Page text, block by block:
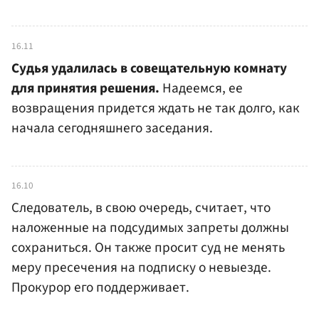
16.11
Судья удалилась в совещательную комнату
для принятия решения. Надеемся, ее
возвращения придется ждать не так долго, как
начала сегодняшнего заседания.
16.10
Следователь, в свою очередь, считает, что
наложенные на подсудимых запреты должны
сохраниться. Он также просит суд не менять
меру пресечения на подписку о невыезде.
Прокурор его поддерживает.